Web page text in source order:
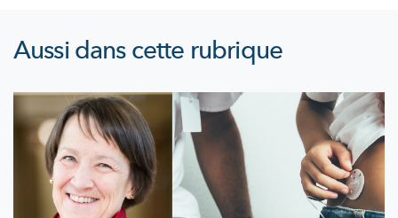
Aussi dans cette rubrique